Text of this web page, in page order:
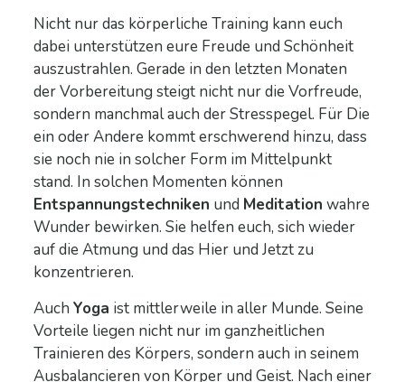
Nicht nur das körperliche Training kann euch
dabei unterstützen eure Freude und Schönheit
auszustrahlen. Gerade in den letzten Monaten
der Vorbereitung steigt nicht nur die Vorfreude,
sondern manchmal auch der Stresspegel. Für Die
ein oder Andere kommt erschwerend hinzu, dass
sie noch nie in solcher Form im Mittelpunkt
stand. In solchen Momenten können
Entspannungstechniken und Meditation wahre
Wunder bewirken. Sie helfen euch, sich wieder
auf die Atmung und das Hier und Jetzt zu
konzentrieren.
Auch Yoga ist mittlerweile in aller Munde. Seine
Vorteile liegen nicht nur im ganzheitlichen
Trainieren des Körpers, sondern auch in seinem
Ausbalancieren von Körper und Geist. Nach einer